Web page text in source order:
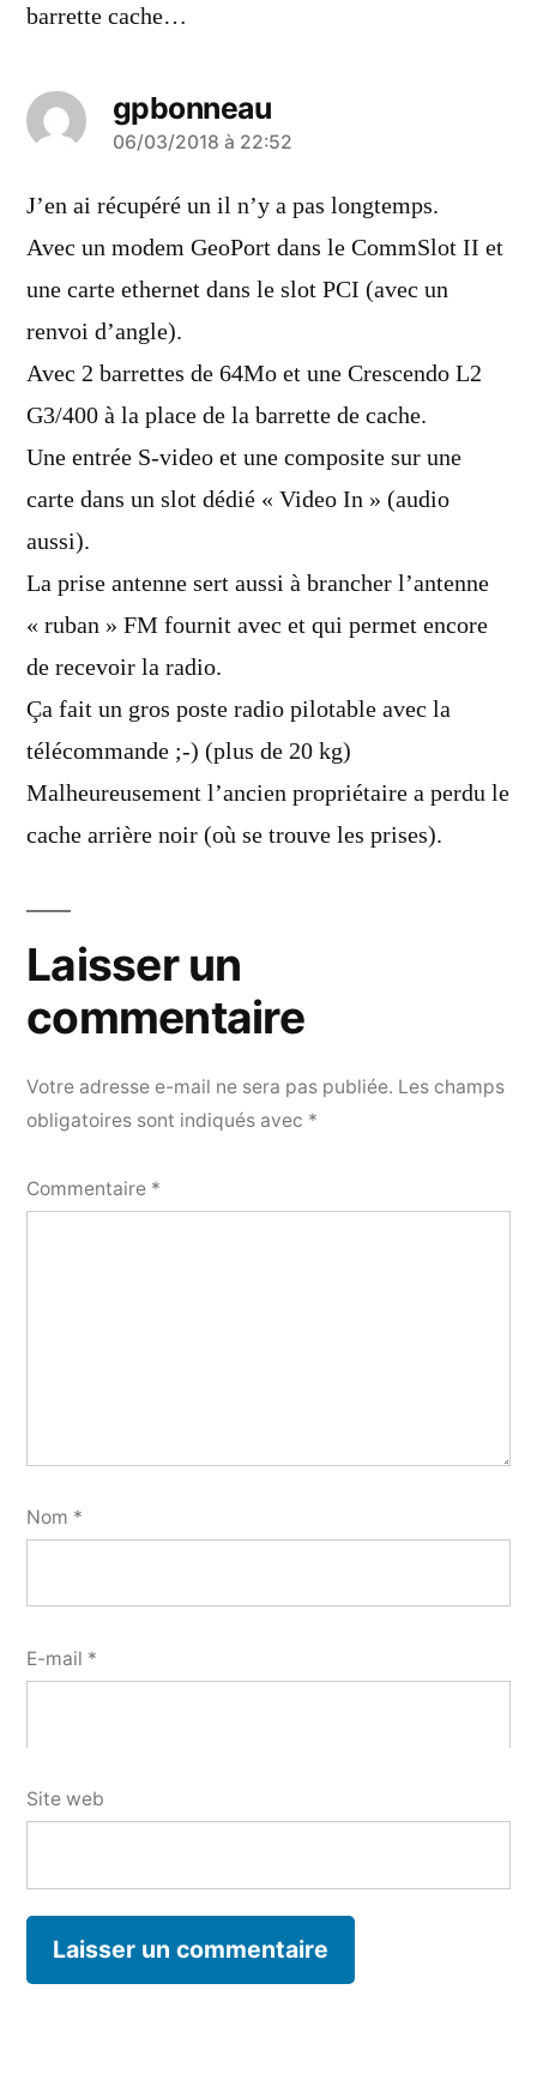
barrette cache…
gpbonneau
a
dit :
06/03/2018 à 22:52
J’en ai récupéré un il n’y a pas longtemps.
Avec un modem GeoPort dans le CommSlot II et
une carte ethernet dans le slot PCI (avec un
renvoi d’angle).
Avec 2 barrettes de 64Mo et une Crescendo L2
G3/400 à la place de la barrette de cache.
Une entrée S-video et une composite sur une
carte dans un slot dédié « Video In » (audio
aussi).
La prise antenne sert aussi à brancher l’antenne
« ruban » FM fournit avec et qui permet encore
de recevoir la radio.
Ça fait un gros poste radio pilotable avec la
télécommande ;-) (plus de 20 kg)
Malheureusement l’ancien propriétaire a perdu le
cache arrière noir (où se trouve les prises).
Laisser un
commentaire
Votre adresse e-mail ne sera pas publiée. Les champs
obligatoires sont indiqués avec *
Commentaire *
Nom *
E-mail *
Site web